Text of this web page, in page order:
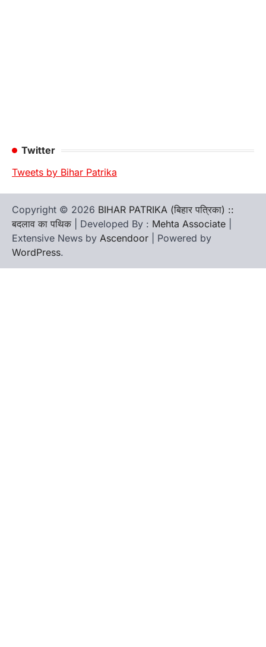
Twitter
Tweets by Bihar Patrika
Copyright © 2026 BIHAR PATRIKA (बिहार पत्रिका) ::
बदलाव का पथिक | Developed By : Mehta Associate
Extensive News by Ascendoor | Powered by
WordPress.